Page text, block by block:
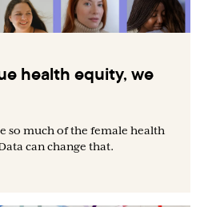
health equity, we
so much of the female health
can change that.